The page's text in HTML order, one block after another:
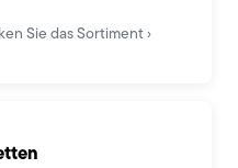
Sie das Sortiment